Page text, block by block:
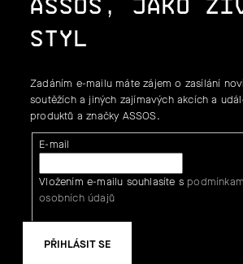
STYL
Zadáním e-mailu máte zájem o zasílání
soutěžích a jiných zajímavých akcích a
produktů a značky ASSOS.
E-mail
Vložením e-mailu souhlasíte s
osobních údajů
PŘIHLÁSIT SE